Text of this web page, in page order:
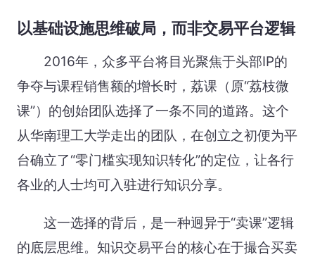
以基础设施思维破局，而非交易平台逻辑
2016年，众多平台将目光聚焦于头部IP的
争夺与课程销售额的增长时，荔课（原“荔枝微
课”）的创始团队选择了一条不同的道路。这个
从华南理工大学走出的团队，在创立之初便为平
台确立了“零门槛实现知识转化”的定位，让各行
各业的人士均可入驻进行知识分享。
这一选择的背后，是一种迥异于“卖课”逻辑
的底层思维。知识交易平台的核心在于撮合买卖